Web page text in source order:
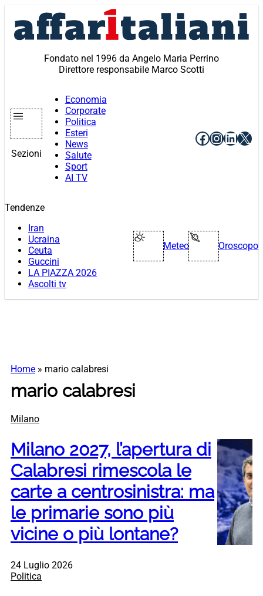
contenuto
Fondato nel 1996 da Angelo Maria Perrino
Direttore responsabile Marco Scotti
Sezioni
Economia
Corporate
Politica
Esteri
News
Salute
Sport
AI TV
Facebook
X
Tendenze
Iran
Ucraina
Ceuta
Guccini
LA PIAZZA 2026
Ascolti tv
Meteo Oroscopo
Home » mario calabresi
mario calabresi
Milano
Milano 2027, l’apertura di
Calabresi rimescola le
carte a centrosinistra: ma
le primarie sono più
vicine o più lontane?
24 Luglio 2026
Politica